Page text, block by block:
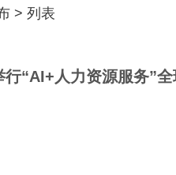
> 列表
行“AI+人力资源服务”